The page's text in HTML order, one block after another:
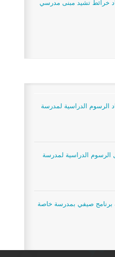
خرائط تشيد مبنى مدرسي
الرسوم الدراسية لمدرسة
الرسوم الدراسية لمدرسة
برنامج صيفي بمدرسة خاصة